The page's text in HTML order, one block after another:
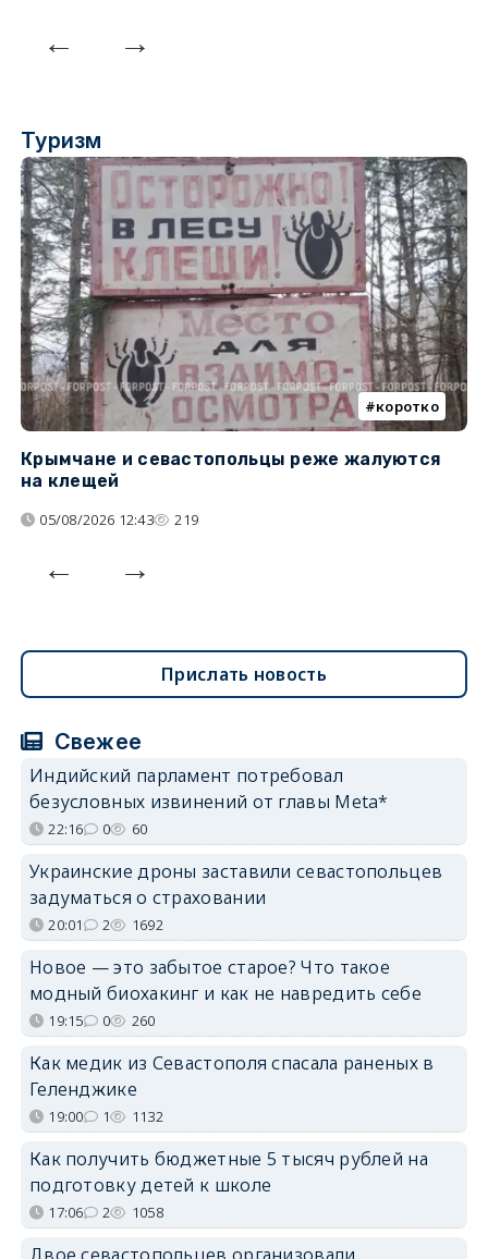
Туризм
коротко
Крымчане и севастопольцы реже жалуются
на клещей
05/08/2026 12:43 219
Прислать новость
Свежее
Индийский парламент потребовал
безусловных извинений от главы Meta*
22:16 0 60
Украинские дроны заставили севастопольцев
задуматься о страховании
20:01 2 1692
Новое — это забытое старое? Что такое
модный биохакинг и как не навредить себе
19:15 0 260
Как медик из Севастополя спасала раненых в
Геленджике
19:00 1 1132
Как получить бюджетные 5 тысяч рублей на
подготовку детей к школе
17:06 2 1058